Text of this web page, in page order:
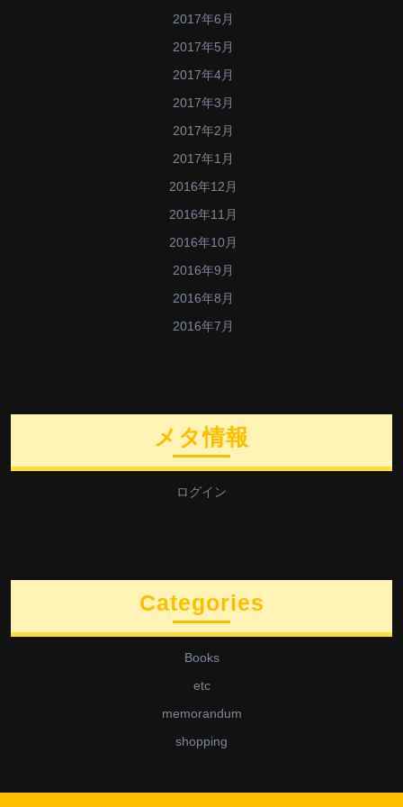
2017年6月
2017年5月
2017年4月
2017年3月
2017年2月
2017年1月
2016年12月
2016年11月
2016年10月
2016年9月
2016年8月
2016年7月
メタ情報
ログイン
Categories
Books
etc
memorandum
shopping